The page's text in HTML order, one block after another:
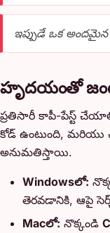
ఇప్పుడే ఒక
హృదయంతో
ప్రతిసారీ కాపీ-పేస్ట్
కోడ్ ఉంటుంది,
అనుమతిస్తాయి.
Windowsలో:
తెరవడానికి, ఆపై
Macలో: నొక్కండి